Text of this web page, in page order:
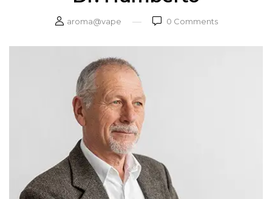
aroma@vape 0 Comments